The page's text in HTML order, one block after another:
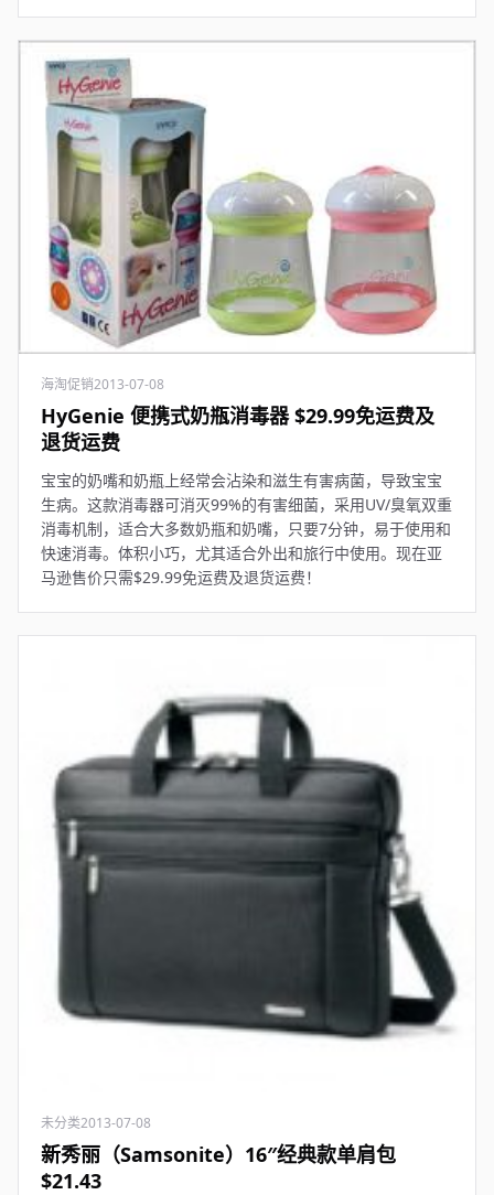
海淘促销2013-07-08
HyGenie 便携式奶瓶消毒器 $29.99免运费及
退货运费
宝宝的奶嘴和奶瓶上经常会沾染和滋生有害病菌，导致宝宝
生病。这款消毒器可消灭99%的有害细菌，采用UV/臭氧双重
消毒机制，适合大多数奶瓶和奶嘴，只要7分钟，易于使用和
快速消毒。体积小巧，尤其适合外出和旅行中使用。现在亚
马逊售价只需$29.99免运费及退货运费！
未分类2013-07-08
新秀丽（Samsonite）16″经典款单肩包
$21.43